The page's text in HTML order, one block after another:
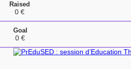
Raised
0 €
Goal
0 €